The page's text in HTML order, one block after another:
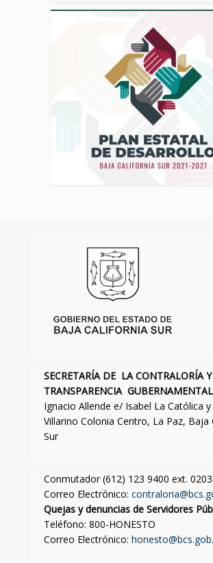
SECRETARÍA DE LA CONTRALORÍA Y
TRANSPARENCIA GUBERNAMENTAL
Ignacio Allende e/ Isabel La Católica
Villarino Colonia Centro, La Paz, Baja
Sur
Conmutador (612) 123 9400 ext.
Correo Electrónico:
Quejas y denuncias de Servidores
Teléfono: 800-HONESTO
Correo Electrónico: